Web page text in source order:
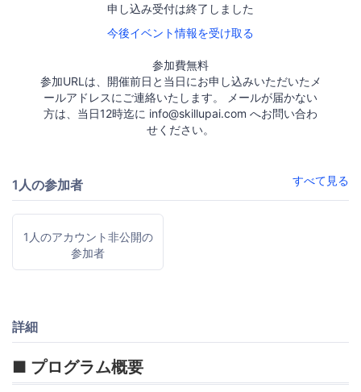
申し込み受付は終了しました
今後イベント情報を受け取る
参加費無料
参加URLは、開催前日と当日にお申し込みいただいたメ
ールアドレスにご連絡いたします。 メールが届かない
方は、当日12時迄に info@skillupai.com へお問い合わ
せください。
1人の参加者 すべて見る
1人のアカウント非公開の
参加者
詳細
■ プログラム概要